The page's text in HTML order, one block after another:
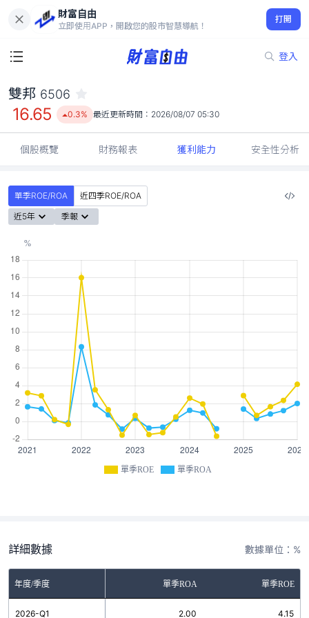
財富自由
立即使用APP，開啟您的股市智慧導航！
打開
登入
16.65
0.3%
雙邦 6506
16.65 0.3% 最近更新時間： 2026/08/07 05:30
個股概覽 財務報表 獲利能力 安全性分析
單季ROE/ROA
近四季ROE/ROA
近5年
季報
單季ROE 單季ROA
詳細數據 數據單位：%
年度/季度 單季ROA 單季ROE
2026-Q1 2.00 4.15